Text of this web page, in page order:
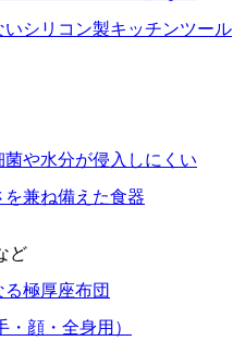
シリコン製キッチンツール
や水分が侵入しにくい
兼ね備えた食器
ど
極厚座布団
顔・全身用）